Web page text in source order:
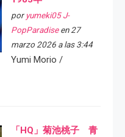
por yumeki05 J-
PopParadiseen 27
marzo 2026 a las 3:44
Yumi Morio /
「HQ」菊池桃子 青